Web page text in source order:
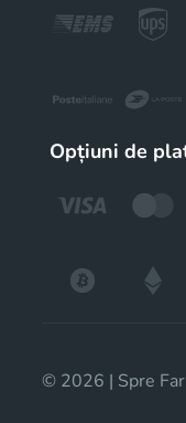
Opțiuni de
© 2026 | Spre